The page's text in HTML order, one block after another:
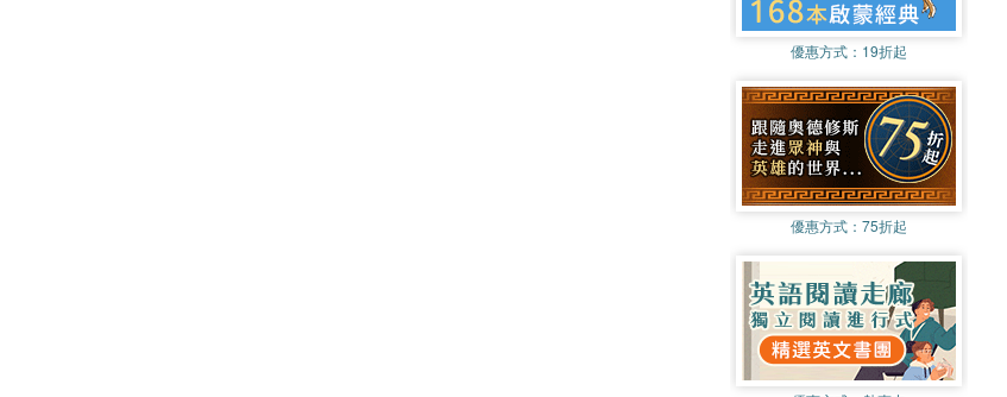
優惠方式： 19折起
優惠方式： 75折起